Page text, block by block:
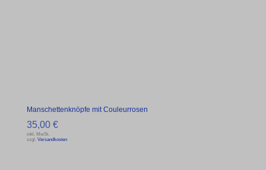
Manschettenknöpfe mit Couleurrosen
35,00 €
inkl. MwSt.
zzgl. Versandkosten